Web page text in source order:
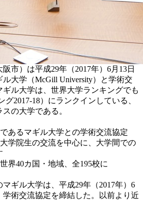
市）は平成29年（2017年）6月13日
ル大学（McGill University）と学術交
ル大学は、世界大学ランキングでも
グ2017-18）にランクインしている、
の大学である。
あるマギル大学との学術交流協定
学院生の交流を中心に、大学間での
界40カ国・地域、全195校に
ギル大学は、平成29年（2017年）6
学術交流協定を締結した。以前より近